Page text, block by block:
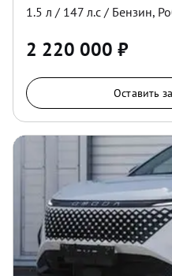
1.5 л / 147 л.с / Бензин,
2 220 000 ₽
Оставить